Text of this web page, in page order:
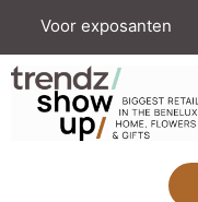
Voor exposanten